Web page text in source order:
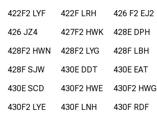
422F2 LYF
422F LRH 426 F2 EJ2
426 JZ4
427F2 HWK 428E DPH
428F2 HWN
428F2 LYG 428F LBH
428F SJW
430E DDT 430E EAT
430E SCD
430F2 HWE 430F2 HWG
430F2 LYE
430F LNH 430F RDF